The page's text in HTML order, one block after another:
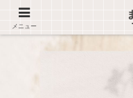
メニュー